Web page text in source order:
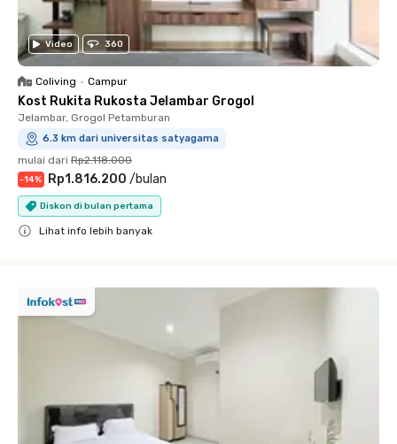
Video 360
Coliving • Campur
Kost Rukita Rukosta Jelambar Grogol
Jelambar, Grogol Petamburan
6.3 km dari universitas satyagama
mulai dari Rp2.118.000
-14% Rp1.816.200 /bulan
Diskon di bulan pertama
Lihat info lebih banyak